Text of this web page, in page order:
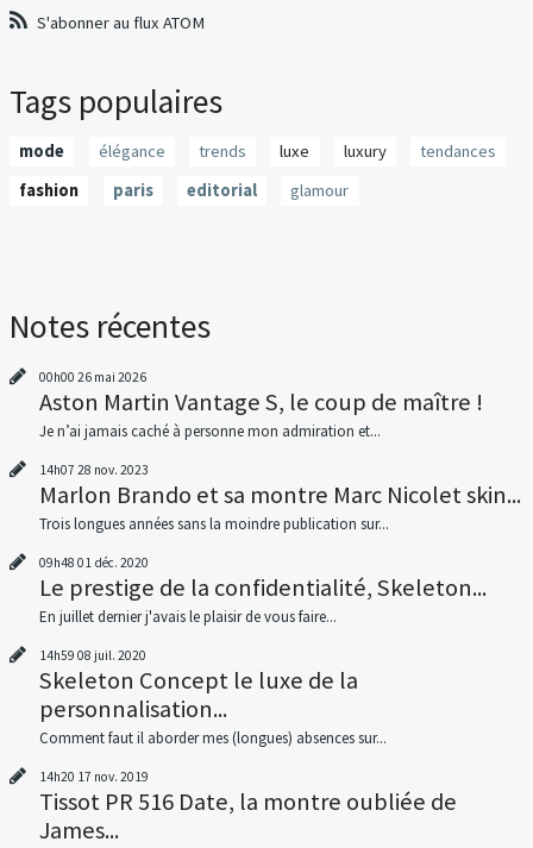
S'abonner au flux ATOM
Tags populaires
mode élégance trends luxe luxury
tendances
fashion
paris editorial glamour
Notes récentes
00h00 26 mai 2026
Aston Martin Vantage S, le coup de maître !
Je n’ai jamais caché à personne mon admiration et...
14h07 28 nov. 2023
Marlon Brando et sa montre Marc Nicolet skin...
Trois longues années sans la moindre publication sur...
09h48 01 déc. 2020
Le prestige de la confidentialité, Skeleton...
En juillet dernier j'avais le plaisir de vous faire...
14h59 08 juil. 2020
Skeleton Concept le luxe de la
personnalisation...
Comment faut il aborder mes (longues) absences sur...
14h20 17 nov. 2019
Tissot PR 516 Date, la montre oubliée de
James...